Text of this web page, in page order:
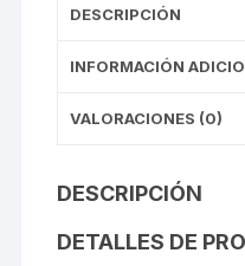
DESCRIPCIÓN
INFORMACIÓN
VALORACIONES (0)
DESCRIPCIÓN
DETALLES DE